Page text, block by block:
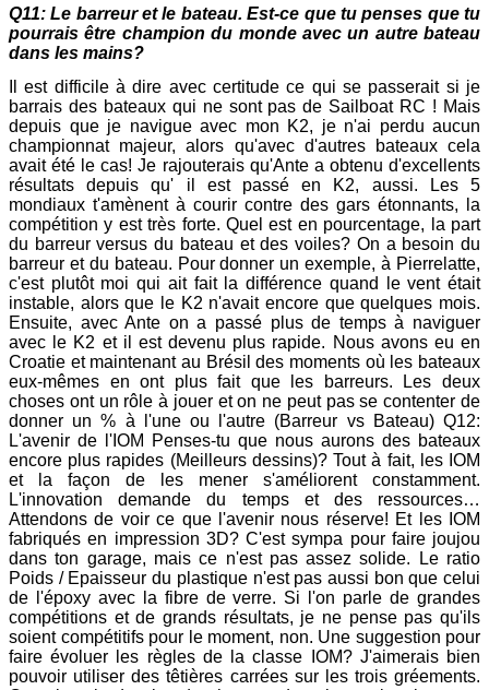
Q11: Le barreur et le bateau. Est-ce que tu penses que tu
pourrais être champion du monde avec un autre bateau
dans les mains?
Il est difficile à dire avec certitude ce qui se passerait si je
barrais des bateaux qui ne sont pas de Sailboat RC ! Mais
depuis que je navigue avec mon K2, je n'ai perdu aucun
championnat majeur, alors qu'avec d'autres bateaux cela
avait été le cas! Je rajouterais qu'Ante a obtenu d'excellents
résultats depuis qu' il est passé en K2, aussi. Les 5
mondiaux t'amènent à courir contre des gars étonnants, la
compétition y est très forte. Quel est en pourcentage, la part
du barreur versus du bateau et des voiles? On a besoin du
barreur et du bateau. Pour donner un exemple, à Pierrelatte,
c'est plutôt moi qui ait fait la différence quand le vent était
instable, alors que le K2 n'avait encore que quelques mois.
Ensuite, avec Ante on a passé plus de temps à naviguer
avec le K2 et il est devenu plus rapide. Nous avons eu en
Croatie et maintenant au Brésil des moments où les bateaux
eux-mêmes en ont plus fait que les barreurs. Les deux
choses ont un rôle à jouer et on ne peut pas se contenter de
donner un % à l'une ou l'autre (Barreur vs Bateau) Q12:
L'avenir de l'IOM Penses-tu que nous aurons des bateaux
encore plus rapides (Meilleurs dessins)? Tout à fait, les IOM
et la façon de les mener s'améliorent constamment.
L'innovation demande du temps et des ressources…
Attendons de voir ce que l'avenir nous réserve! Et les IOM
fabriqués en impression 3D? C'est sympa pour faire joujou
dans ton garage, mais ce n'est pas assez solide. Le ratio
Poids / Epaisseur du plastique n'est pas aussi bon que celui
de l'époxy avec la fibre de verre. Si l'on parle de grandes
compétitions et de grands résultats, je ne pense pas qu'ils
soient compétitifs pour le moment, non. Une suggestion pour
faire évoluer les règles de la classe IOM? J'aimerais bien
pouvoir utiliser des têtières carrées sur les trois gréements.